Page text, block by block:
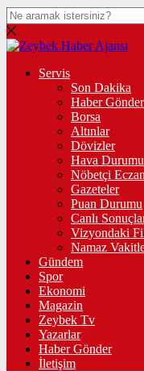
Servis
Son Dakika
Haber Gönder
Borsa
Altınlar
Dövizler
Hava Durumu
Nöbetçi
Gazeteler
Puan Durumu
Canlı
Vizyondaki
Namaz
Gündem
Spor
Ekonomi
Magazin
Zeybek Tv
Yazarlar
Haber Gönder
İletişim